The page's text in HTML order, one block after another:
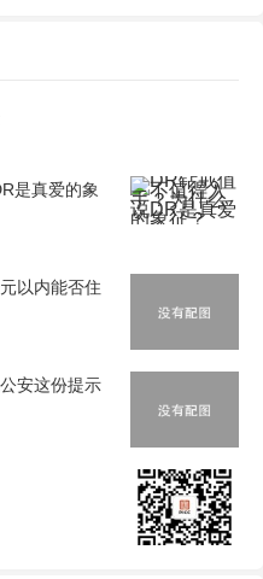
是真爱的象
以内能否住
安这份提示